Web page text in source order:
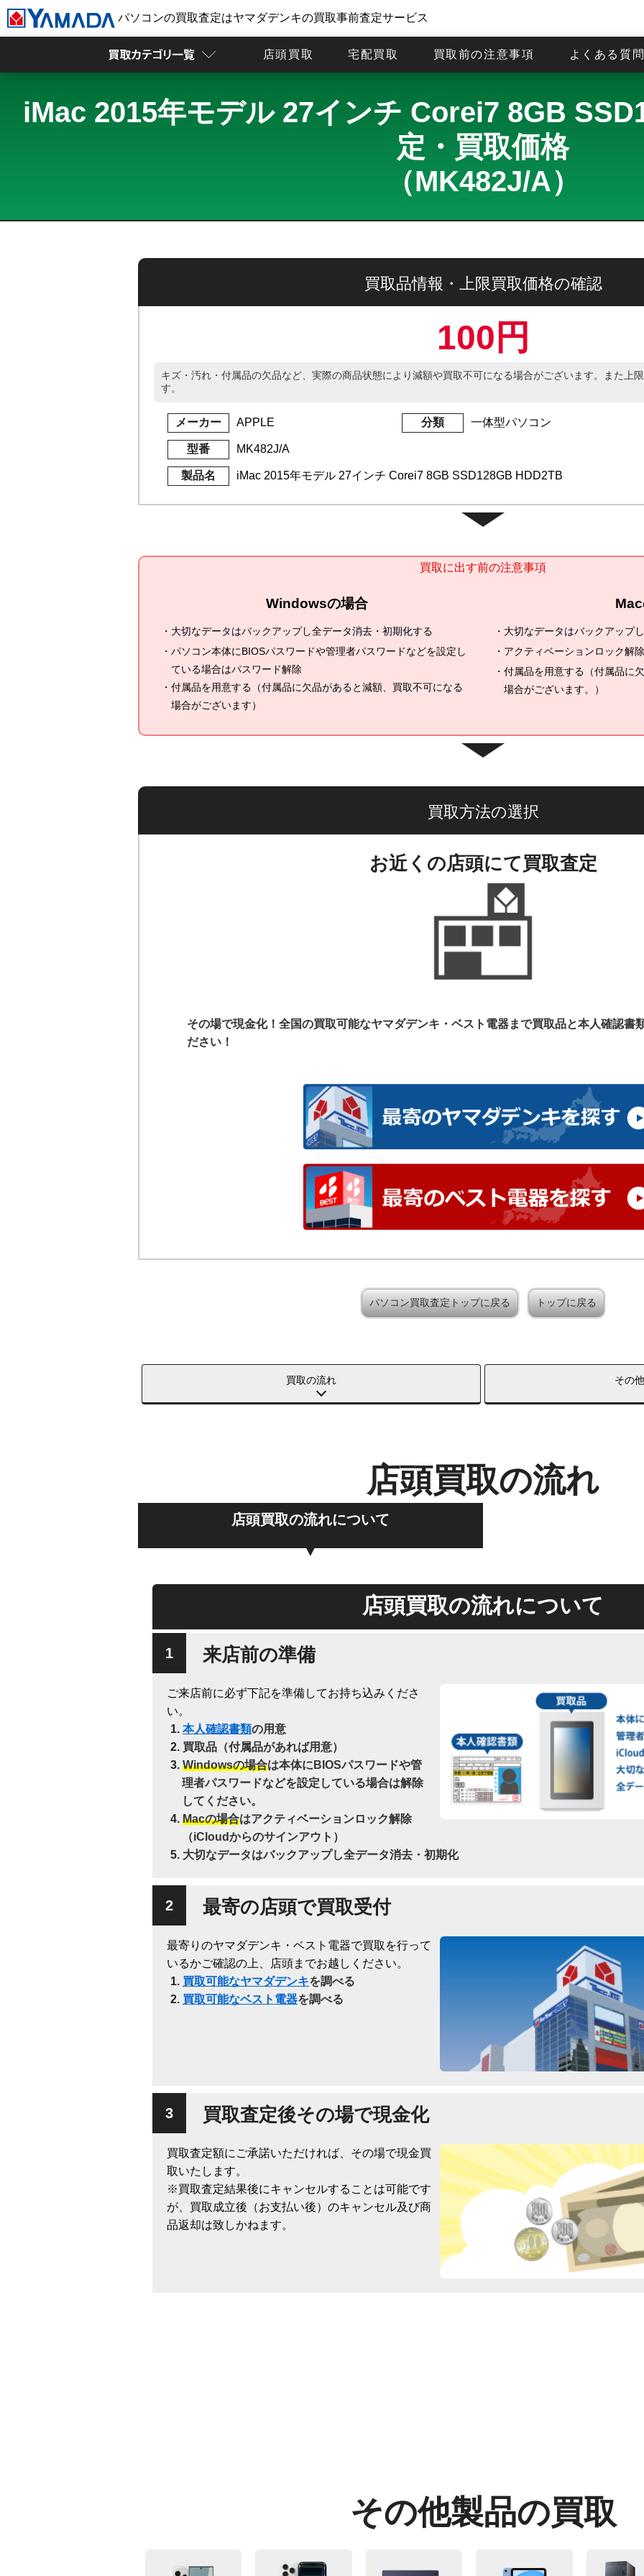
パソコンの買取査定はヤマダデンキの買取事前査定サービス
店頭買取 宅配買取 買取前の注意事項 よくある質問
iMac 2015年モデル 27インチ Corei7 8GB
定・買取価格
（MK482J/A）
買取品情報・上限買取価格の確認
100円
キズ・汚れ・付属品の欠品など、実際の商品状態により減額や買取不可になる場合がございます。また上
す。
メーカー APPLE 分類 一体型パソコン
型番 MK482J/A
製品名 iMac 2015年モデル 27インチ Corei7 8GB SSD128GB HDD2TB
買取に出す前の注意事項
Windowsの場合
大切なデータはバックアップし全データ消去・初期化する
パソコン本体にBIOSパスワードや管理者パスワードなどを設定し
ている場合はパスワード解除
付属品を用意する（付属品に欠品があると減額、買取不可になる
場合がございます）
大切なデータはバックアップ
アクティベーションロック解
付属品を用意する（付属品に
場合がございます。）
買取方法の選択
お近くの店頭にて買取査定
その場で現金化！全国の買取可能なヤマダデンキ・ベスト電器まで買取品と本人確認書
ださい！
パソコン買取査定トップに戻る トップに戻る
買取の流れ その
店頭買取の流れ
店頭買取の流れについて
店頭買取の流れについて
来店前の準備
ご来店前に必ず下記を準備してお持ち込みくださ
い。
本人確認書類の用意
買取品（付属品があれば用意）
Windowsの場合は本体にBIOSパスワードや管
理者パスワードなどを設定している場合は解除
してください。
Macの場合はアクティベーションロック解除
（iCloudからのサインアウト）
大切なデータはバックアップし全データ消去・初期化
最寄の店頭で買取受付
最寄りのヤマダデンキ・ベスト電器で買取を行って
いるかご確認の上、店頭までお越しください。
買取可能なヤマダデンキを調べる
買取可能なベスト電器を調べる
買取査定後その場で現金化
買取査定額にご承諾いただければ、その場で現金買
取いたします。
※買取査定結果後にキャンセルすることは可能です
が、買取成立後（お支払い後）のキャンセル及び商
品返却は致しかねます。
その他製品の買取